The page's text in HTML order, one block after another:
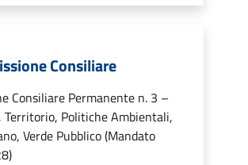
Consiliare
Consiliare Permanente n. 3 –
Territorio, Politiche Ambientali,
Verde Pubblico (Mandato